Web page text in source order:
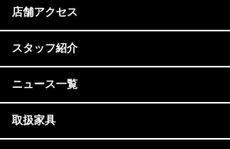
店舗アクセス
スタッフ紹介
ニュース一覧
取扱家具